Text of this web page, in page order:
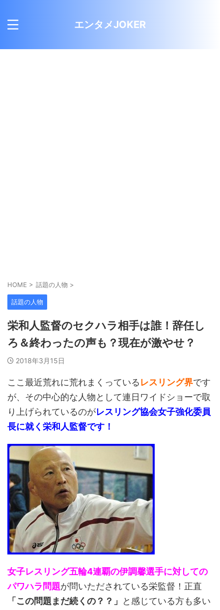
エンタメJOKER
HOME > 話題の人物 >
話題の人物
栄和人監督のセクハラ相手は誰！辞任し
ろ＆終わったの声も？現在が激やせ？
2018年3月15日
ここ最近荒れに荒れまくっているレスリング界です
が、その中心的な人物として連日ワイドショーで取
り上げられているのがレスリング協会女子強化委員
長に就く栄和人監督です！
女子レスリング五輪4連覇の伊調馨選手に対しての
パワハラ問題が問いただされている栄監督！正直
「この問題まだ続くの？？」
と感じている方も多い